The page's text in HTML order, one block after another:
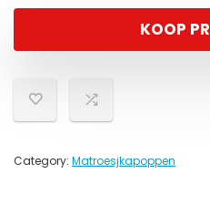
KOOP
Category: Matroesjkapoppen